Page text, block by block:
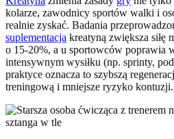
kolarze, zawodnicy sportów walki i
realnie zyskać. Badania
suplementacja kreatyną zwiększa siłę
o 15-20%, a u sportowców poprawia
intensywnym wysiłku (np. sprinty,
praktyce oznacza to szybszą
treningową i mniejsze ryzyko kontuzji.